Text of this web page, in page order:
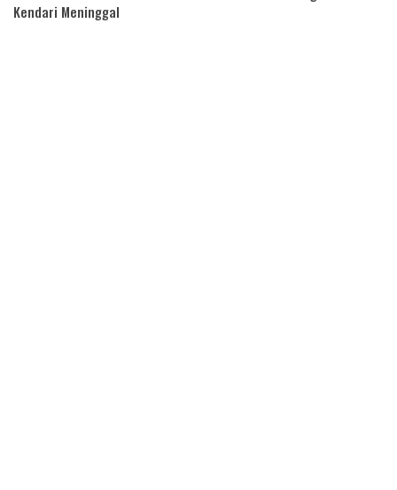
Kendari Meninggal